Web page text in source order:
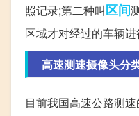
照记录;第二种叫区间
区域才对经过的车辆
高速测速摄像头分
目前我国高速公路测